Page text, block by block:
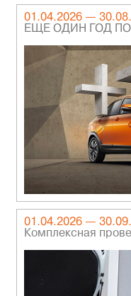
01.04.2026 —
ЕЩЕ ОДИН ГОД
01.04.2026 —
Комплексная